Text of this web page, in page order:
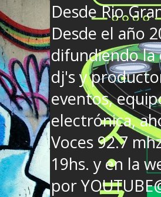
Desde Rio
Desde el año
difundiendo la
dj's y
eventos,
electrónica,
Voces 92.7
19hs. y en la
por